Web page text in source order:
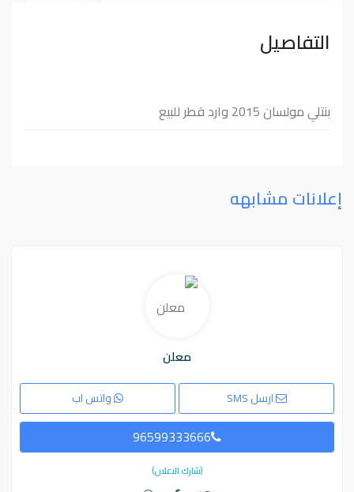
التفاصيل
بنتلي مولسان 2015 وارد قطر للبيع
إعلانات مشابهه
معلن
ارسل SMS واتس اب
96599333666
(شارك الاعلان)